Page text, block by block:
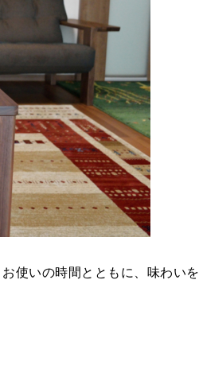
使いの時間とともに、味わいを